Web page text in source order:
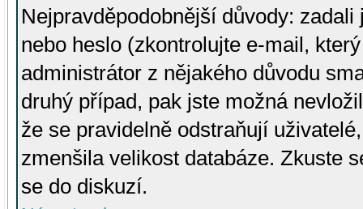
Nejpravděpodobnější důvody:
nebo heslo (zkontrolujte e-mail,
administrátor z nějakého důvodu
druhý případ, pak jste možná
že se pravidelně odstraňují
zmenšila velikost databáze. Zkuste
se do diskuzí.